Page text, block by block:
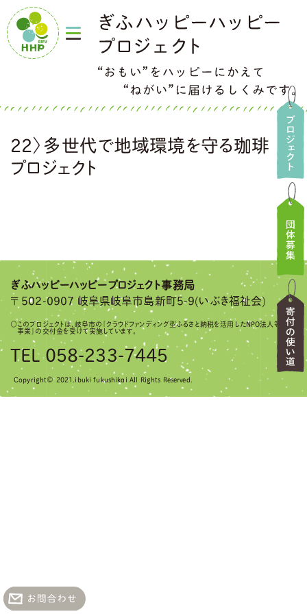
22〉多世代で地域環境を守る珈琲
プロジェクト
ぎふハッピーハッピープロジェクト事務局
〒 502-0907 岐阜県岐阜市島新町5-9(いぶき福祉会)
○このプロジェクトは、岐阜市の「クラウドファンディング型ふるさと納税を活用したNPO法人等応援
事業」の交付金を受けて実施しています。
TEL 058-233-7445
Copyright© 2021.ibuki fukushikai All Rights Reserved.